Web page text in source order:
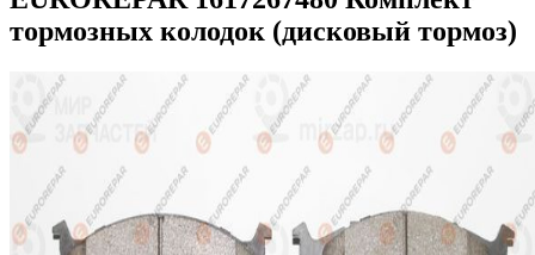
тормозных колодок (дисковый тормоз)